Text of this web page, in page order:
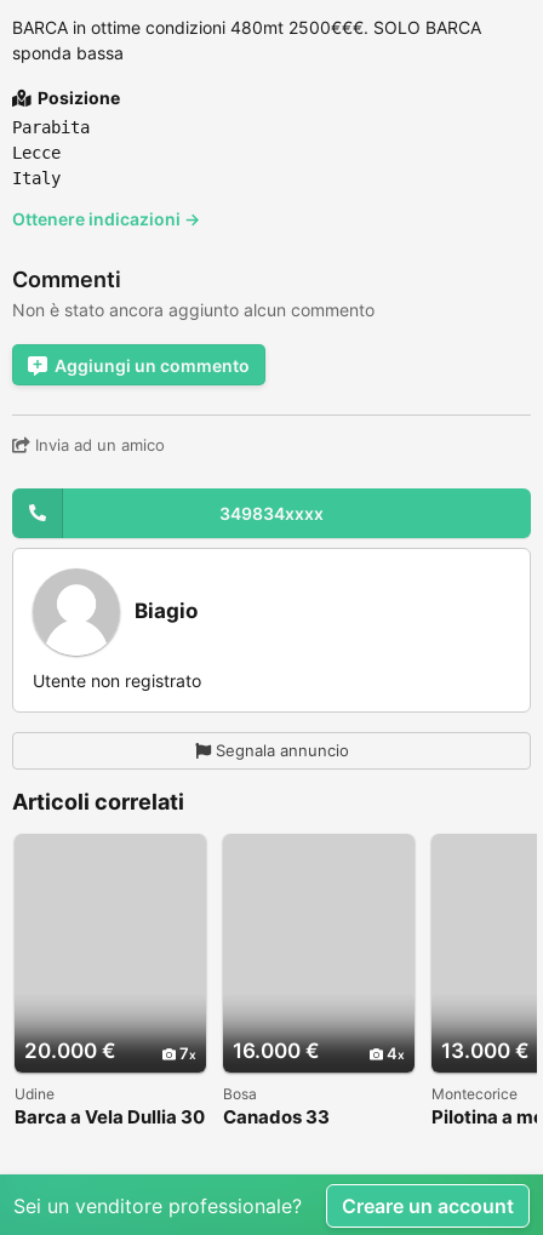
BARCA in ottime condizioni 480mt 2500€€€. SOLO BARCA
sponda bassa
Posizione
Parabita
Lecce
Italy
Ottenere indicazioni →
Commenti
Non è stato ancora aggiunto alcun commento
Aggiungi un commento
Invia ad un amico
349834xxxx
Biagio
Utente non registrato
Segnala annuncio
Articoli correlati
20.000 € 7
Udine
Barca a Vela Dullia 30
16.000 € 4
Bosa
Canados 33
13.000 €
Montecorice
Pilotina a
Sei un venditore professionale? Creare un account